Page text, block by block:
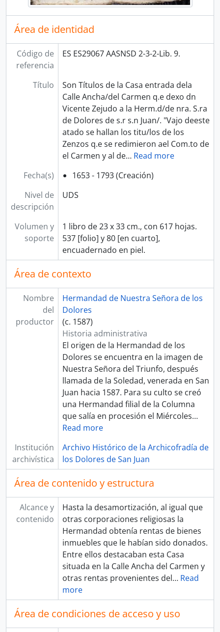
Área de identidad
Código de
referencia
ES ES29067 AASNSD 2-3-2-Lib. 9.
Título
Son Títulos de la Casa entrada dela
Calle Ancha/del Carmen q.e dexo dn
Vicente Zejudo a la Herm.d/de nra. S.ra
de Dolores de s.r s.n Juan/. "Vajo deeste
atado se hallan los titu/los de los
Zenzos q.e se redimieron ael Com.to de
el Carmen y al de… Read more
Fecha(s)
1653 - 1793 (Creación)
Nivel de
descripción
UDS
Volumen y
soporte
1 libro de 23 x 33 cm., con 617 hojas.
537 [folio] y 80 [en cuarto],
encuadernado en piel.
Área de contexto
Nombre
del
productor
Hermandad de Nuestra Señora de los
Dolores
(c. 1587)
Historia administrativa
El origen de la Hermandad de los
Dolores se encuentra en la imagen de
Nuestra Señora del Triunfo, después
llamada de la Soledad, venerada en San
Juan hacia 1587. Para su culto se creó
una Hermandad filial de la Columna
que salía en procesión el Miércoles…
Read more
Institución
archivística
Archivo Histórico de la Archicofradía de
los Dolores de San Juan
Área de contenido y estructura
Alcance y
contenido
Hasta la desamortización, al igual que
otras corporaciones religiosas la
Hermandad obtenía rentas de bienes
inmuebles que le habían sido donados.
Entre ellos destacaban esta Casa
situada en la Calle Ancha del Carmen y
otras rentas provenientes del… Read
more
Área de condiciones de acceso y uso